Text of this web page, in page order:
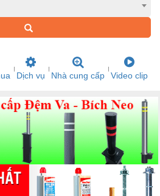
Dịch vụ Nhà cung cấp Video clip